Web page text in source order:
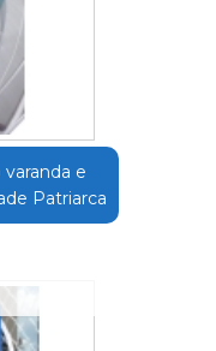
e
Patriarca